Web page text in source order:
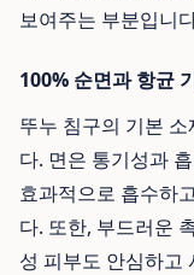
보여주는 부분입니
100% 순면과 항균
뚜누 침구의 기본
다. 면은 통기성과
효과적으로 흡수하
다. 또한, 부드러운
성 피부도 안심하고